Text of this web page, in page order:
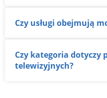
Czy usługi obejmują
Czy kategoria dotyczy produkcji
telewizyjnych?